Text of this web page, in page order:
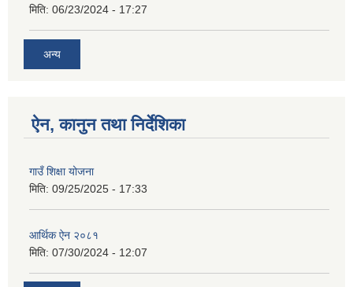
मिति: 06/23/2024 - 17:27
अन्य
ऐन, कानुन तथा निर्देशिका
गाउँ शिक्षा योजना
मिति: 09/25/2025 - 17:33
आर्थिक ऐन २०८१
मिति: 07/30/2024 - 12:07